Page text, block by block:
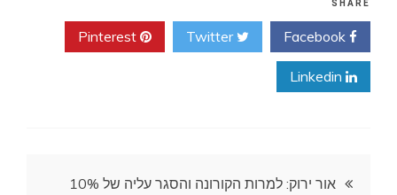
SHARE
Twitter
ניווט
אור ירוק: למרות הקורונה והסגר עליה של 10%